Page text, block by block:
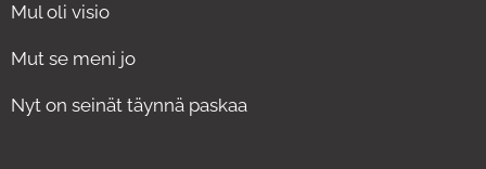
Mul oli visio
Mut se meni jo
Nyt on seinät täynnä paskaa